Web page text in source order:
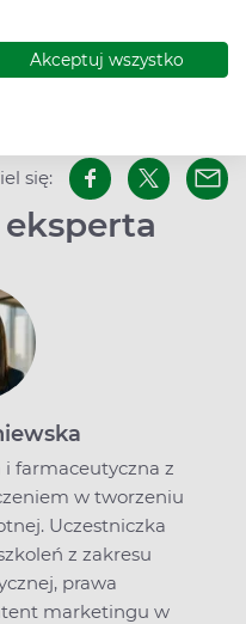
Akceptuj wszystko
się:
farmaceutyczna z
w tworzeniu
Uczestniczka
z zakresu
prawa
marketingu w